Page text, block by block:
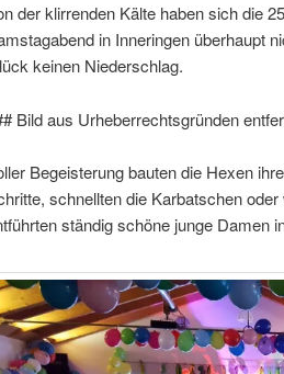
der klirrenden Kälte haben sich die
in Inneringen überhaupt
keinen Niederschlag.
Bild aus Urheberrechtsgründen
Begeisterung bauten die Hexen
schnellten die Karbatschen
ständig schöne junge Damen